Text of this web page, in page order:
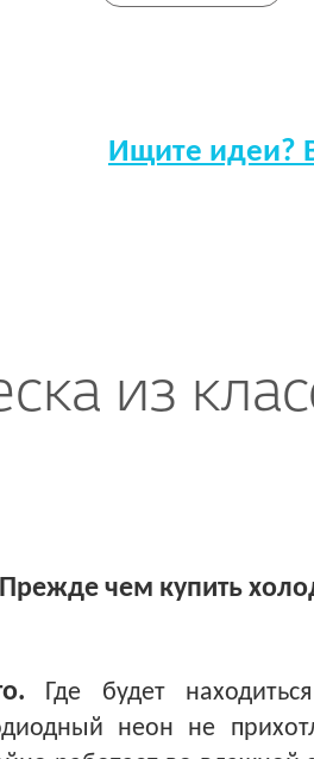
Ищите идеи?
из
Прежде чем купить
Где будет
неон не